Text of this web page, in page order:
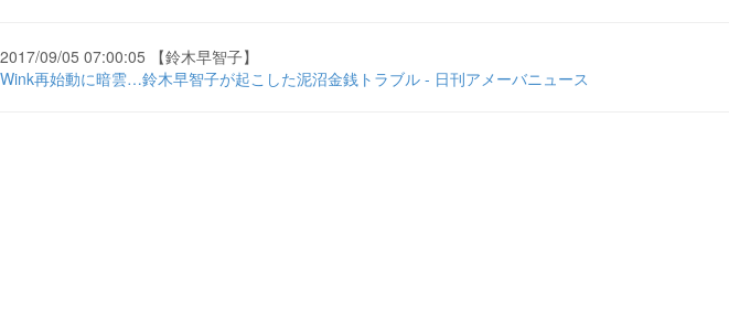
2017/09/05 07:00:05 【鈴木早智子】
Wink再始動に暗雲…鈴木早智子が起こした泥沼金銭トラブル - 日刊アメーバニュース